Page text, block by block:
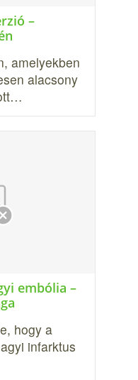
–
amelyekben
alacsony
embólia –
hogy a
infarktus